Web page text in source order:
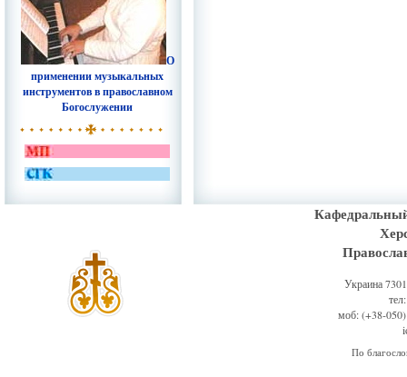
О
применении музыкальных
инструментов в православном
Богослужении
Украина
моб: (+38-
По